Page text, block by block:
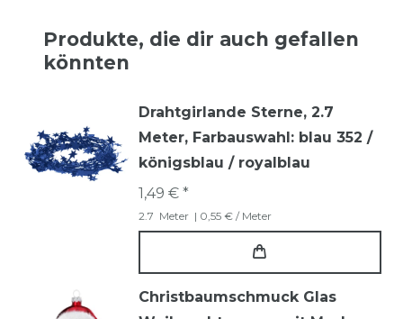
Produkte, die dir auch gefallen
könnten
Drahtgirlande Sterne, 2.7
Meter, Farbauswahl: blau 352 /
königsblau / royalblau
1,49 € *
2.7 Meter | 0,55 € / Meter
Christbaumschmuck Glas